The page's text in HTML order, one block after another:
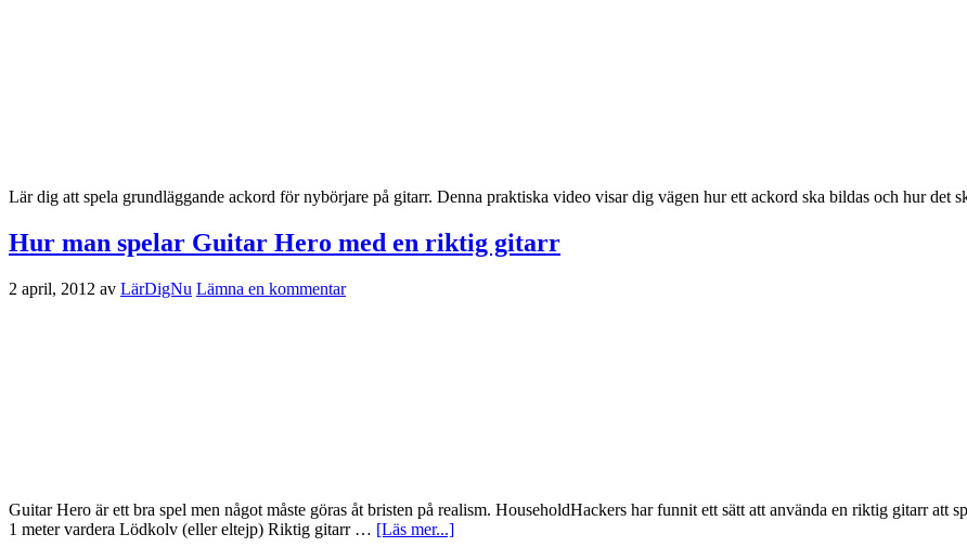
Lär dig att spela grundläggande ackord för nybörjare på gitarr. Denna praktiska video visar dig vägen hur ett ackord ska bildas och hur det
Hur man spelar Guitar Hero med en riktig gitarr
2 april, 2012 av LärDigNu Lämna en kommentar
Guitar Hero är ett bra spel men något måste göras åt bristen på realism. HouseholdHackers har funnit ett sätt att använda en riktig gitarr
1 meter vardera Lödkolv (eller eltejp) Riktig gitarr … [Läs mer...]